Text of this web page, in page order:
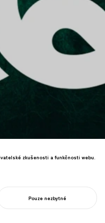
negativní společnost prostřednictvím
dekarbonizovaných životních stylů.
zkušenosti a funkčnosti webu.
Pouze nezbytné